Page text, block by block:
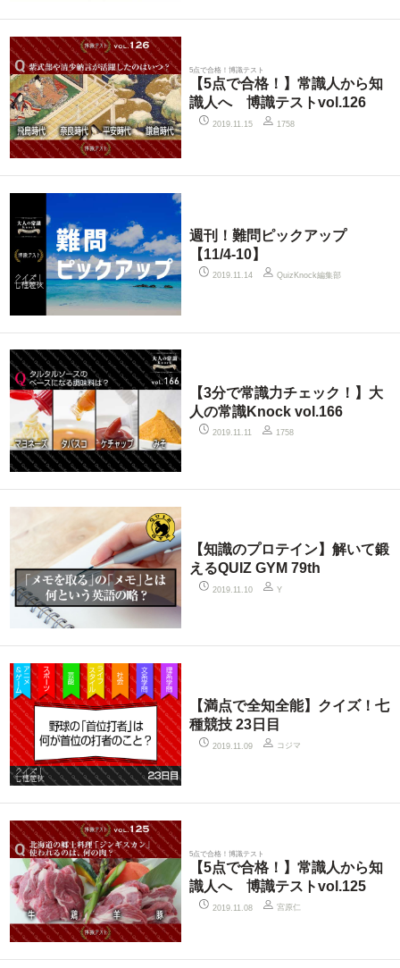
5点で合格！博識テスト
【5点で合格！】常識人から知
識人へ 博識テストvol.126
2019.11.15 1758
週刊！難問ピックアップ
【11/4-10】
2019.11.14 QuizKnock編集部
【3分で常識力チェック！】大
人の常識Knock vol.166
2019.11.11 1758
【知識のプロテイン】解いて鍛
えるQUIZ GYM 79th
2019.11.10 Y
【満点で全知全能】クイズ！七
種競技 23日目
2019.11.09 コジマ
5点で合格！博識テスト
【5点で合格！】常識人から知
識人へ 博識テストvol.125
2019.11.08 宮原仁